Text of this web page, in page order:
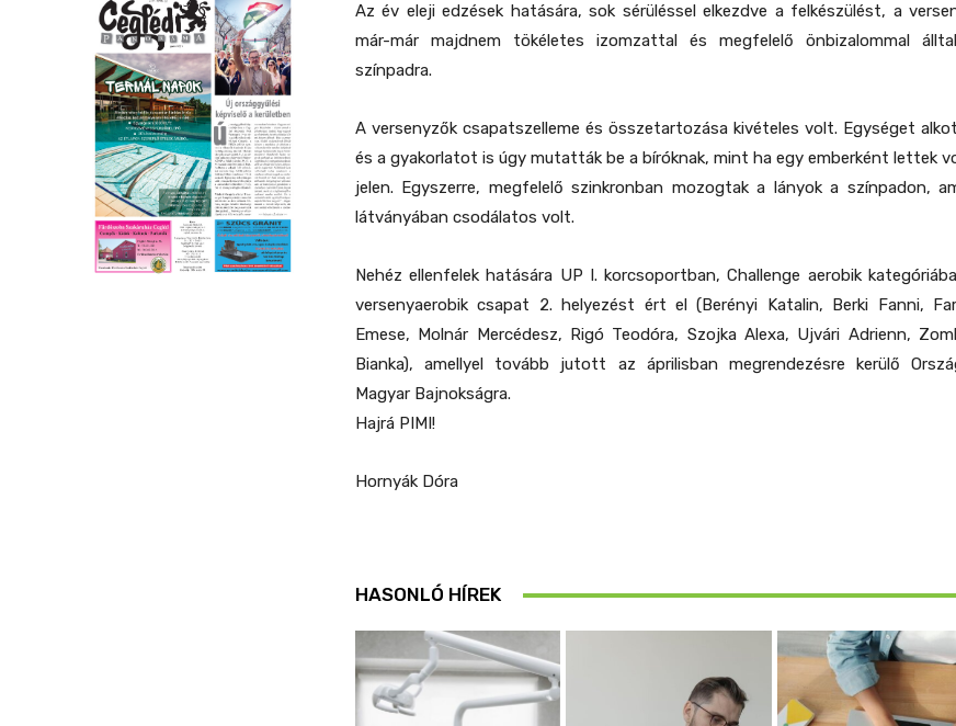
Az év eleji edzések hatására, sok sérüléssel elkezdve a felkészülést, a
már-már majdnem tökéletes izomzattal és megfelelő önbizalommal
színpadra.
A versenyzők csapatszelleme és összetartozása kivételes volt. Egységet
és a gyakorlatot is úgy mutatták be a bíróknak, mint ha egy emberként lettek
jelen. Egyszerre, megfelelő szinkronban mozogtak a lányok a színpadon,
látványában csodálatos volt.
Nehéz ellenfelek hatására UP I. korcsoportban, Challenge aerobik
versenyaerobik csapat 2. helyezést ért el (Berényi Katalin, Berki Fanni,
Emese, Molnár Mercédesz, Rigó Teodóra, Szojka Alexa, Ujvári Adrienn,
Bianka), amellyel tovább jutott az áprilisban megrendezésre kerülő
Magyar Bajnokságra.
Hajrá PIMI!
Hornyák Dóra
HASONLÓ HÍREK